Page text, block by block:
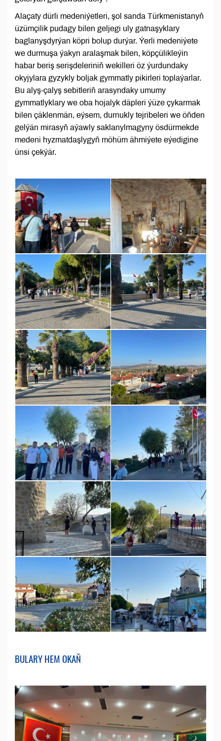
Alaçaty dürli medeniýetleri, şol sanda Türkmenistanyň
üzümçilik pudagy bilen geljegi uly gatnaşyklary
baglanyşdyrýan köpri bolup durýar. Ýerli medeniýete
we durmuşa ýakyn aralaşmak bilen, köpçülikleýin
habar beriş serişdeleriniň wekilleri öz ýurdundaky
okyjylara gyzykly boljak gymmatly pikirleri toplaýarlar.
Bu alyş-çalyş sebitleriň arasyndaky umumy
gymmatlyklary we oba hojalyk däpleri ýüze çykarmak
bilen çäklenmän, eýsem, durnukly tejribeleri we öňden
gelýän mirasyň aýawly saklanylmagyny ösdürmekde
medeni hyzmatdaşlygyň möhüm ähmiýete eýedigine
ünsi çekýär.
BULARY HEM OKAŇ